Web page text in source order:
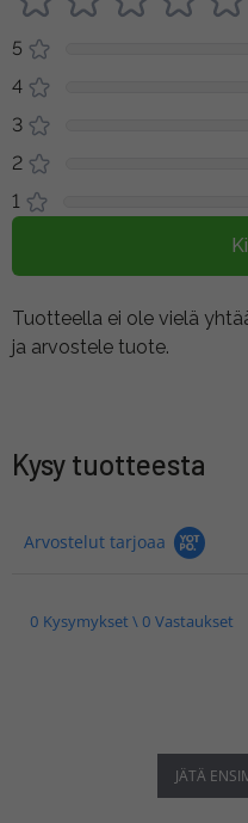
5
4
3
2
1
Tuotteella ei ole vielä
ja arvostele tuote.
Kysy tuotteesta
Arvostelut tarjoaa
0 Kysymykset \ 0 Vastaukset
JÄTÄ